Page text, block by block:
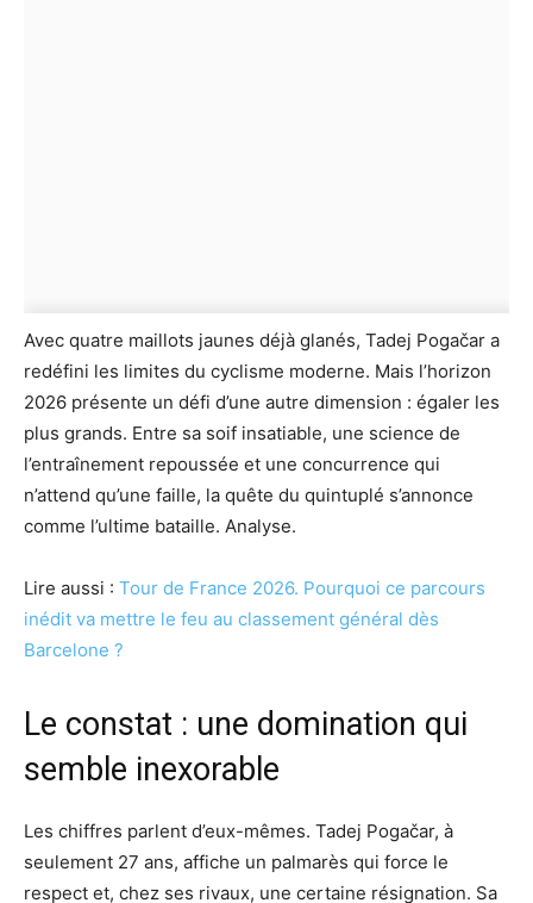
Avec quatre maillots jaunes déjà glanés, Tadej Pogačar a
redéfini les limites du cyclisme moderne. Mais l’horizon
2026 présente un défi d’une autre dimension : égaler les
plus grands. Entre sa soif insatiable, une science de
l’entraînement repoussée et une concurrence qui
n’attend qu’une faille, la quête du quintuplé s’annonce
comme l’ultime bataille. Analyse.
Lire aussi : Tour de France 2026. Pourquoi ce parcours
inédit va mettre le feu au classement général dès
Barcelone ?
Le constat : une domination qui
semble inexorable
Les chiffres parlent d’eux-mêmes. Tadej Pogačar, à
seulement 27 ans, affiche un palmarès qui force le
respect et, chez ses rivaux, une certaine résignation. Sa